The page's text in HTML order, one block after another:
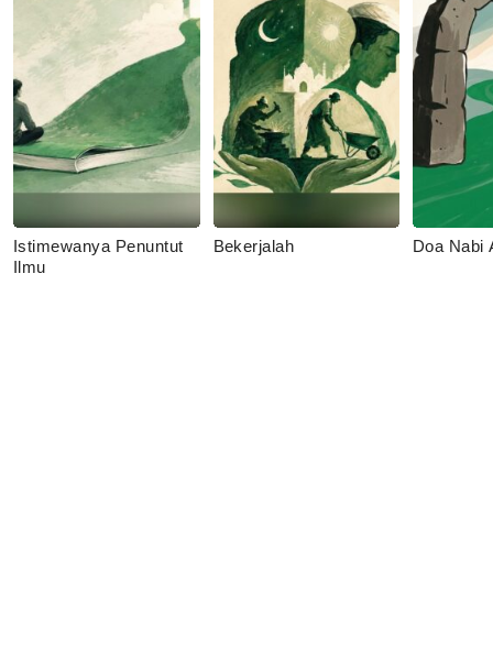
Istimewanya Penuntut
Ilmu
Bekerjalah Doa Nabi